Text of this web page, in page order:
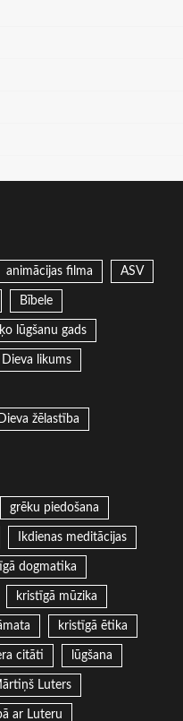
animācijas filma ASV
Bībele
lūgšanu gads
Dieva likums
Dieva žēlastība
grēku piedošana
Ikdienas meditācijas
dogmatika
kristīgā mūzika
kristīgā ētika
citāti lūgšana
Luters
ar Luteru